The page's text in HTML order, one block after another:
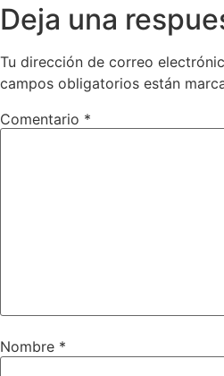
Deja una
Tu dirección de correo
campos obligatorios están
Comentario *
Nombre *